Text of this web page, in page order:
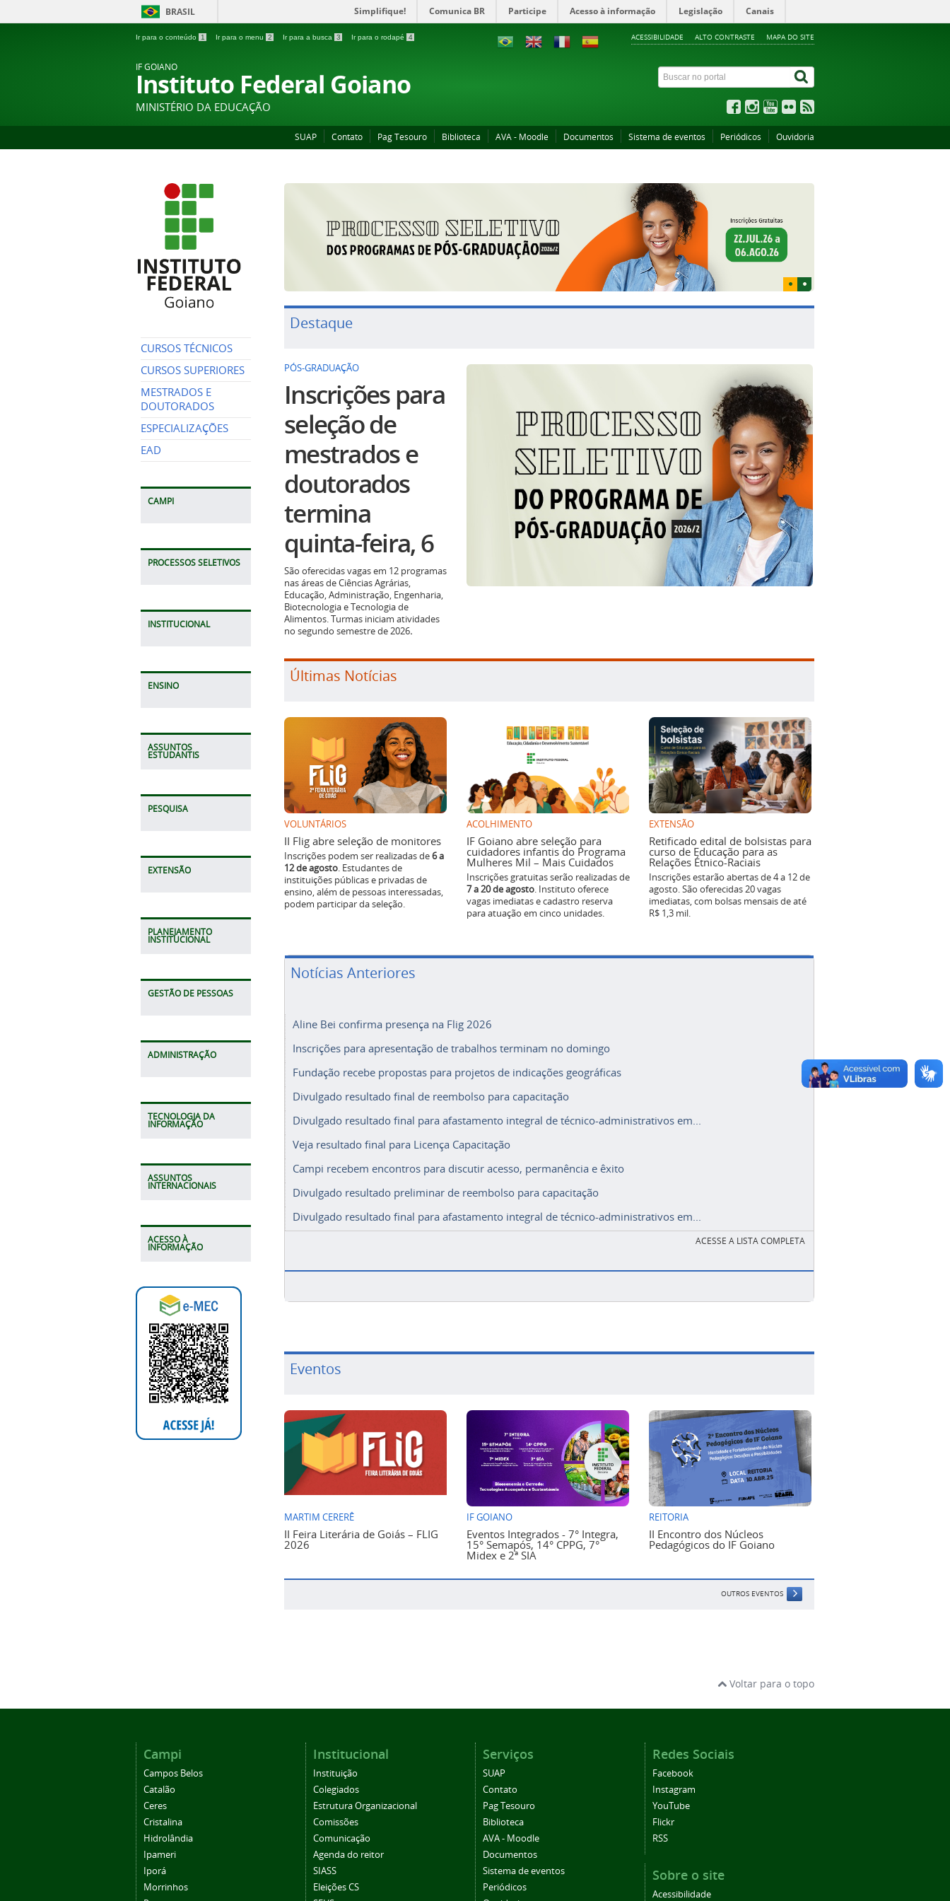
BRASIL Simplifique! Comunica BR Participe Acesso à informação Legislação Canais
Ir para o conteúdo 1 Ir para o menu 2 Ir para a busca 3 Ir para o rodapé 4 ACESSIBILIDADE ALTO CONTRASTE MAPA DO SITE
IF GOIANO
Instituto Federal Goiano
MINISTÉRIO DA EDUCAÇÃO
SUAP Contato Pag Tesouro Biblioteca AVA - Moodle Documentos Sistema de eventos Periódicos Ouvidoria
CURSOS TÉCNICOS
CURSOS SUPERIORES
MESTRADOS E
DOUTORADOS
ESPECIALIZAÇÕES
EAD
CAMPI
PROCESSOS SELETIVOS
INSTITUCIONAL
ENSINO
ASSUNTOS
ESTUDANTIS
PESQUISA
EXTENSÃO
PLANEJAMENTO
INSTITUCIONAL
GESTÃO DE PESSOAS
ADMINISTRAÇÃO
TECNOLOGIA DA
INFORMAÇÃO
ASSUNTOS
INTERNACIONAIS
ACESSO À
INFORMAÇÃO
Destaque
PÓS-GRADUAÇÃO
Inscrições para
seleção de
mestrados e
doutorados
termina
quinta-feira, 6
São oferecidas vagas em 12 programas
nas áreas de Ciências Agrárias,
Educação, Administração, Engenharia,
Biotecnologia e Tecnologia de
Alimentos. Turmas iniciam atividades
no segundo semestre de 2026.
Últimas Notícias
VOLUNTÁRIOS
II Flig abre seleção de monitores
Inscrições podem ser realizadas de6 a
12 de agosto . Estudantes de
instituições públicas e privadas de
ensino, além de pessoas interessadas,
podem participar da seleção.
ACOLHIMENTO
IF Goiano abre seleção para
cuidadores infantis do Programa
Mulheres Mil – Mais Cuidados
Inscrições gratuitas serão realizadas de
7 a 20 de agosto . Instituto oferece
vagas imediatas e cadastro reserva
para atuação em cinco unidades.
EXTENSÃO
Retificado edital de bolsistas para
curso de Educação para as
Relações Étnico-Raciais
Inscrições estarão abertas de 4 a 12 de
agosto. São oferecidas 20 vagas
imediatas, com bolsas mensais de até
R$ 1,3 mil.
Notícias Anteriores
Aline Bei confirma presença na Flig 2026
Inscrições para apresentação de trabalhos terminam no domingo
Fundação recebe propostas para projetos de indicações geográficas
Divulgado resultado final de reembolso para capacitação
Divulgado resultado final para afastamento integral de técnico-administrativos em...
Veja resultado final para Licença Capacitação
Campi recebem encontros para discutir acesso, permanência e êxito
Divulgado resultado preliminar de reembolso para capacitação
Divulgado resultado final para afastamento integral de técnico-administrativos em...
ACESSE A LISTA COMPLETA
Eventos
MARTIM CERERÊ
II Feira Literária de Goiás – FLIG
2026
IF GOIANO
Eventos Integrados - 7° Integra,
15° Semapós, 14° CPPG, 7°
Midex e 2ª SIA
REITORIA
II Encontro dos Núcleos
Pedagógicos do IF Goiano
OUTROS EVENTOS
Voltar para o topo
Campi
Campos Belos
Catalão
Ceres
Cristalina
Hidrolândia
Ipameri
Iporá
Morrinhos
Institucional
Instituição
Colegiados
Estrutura Organizacional
Comissões
Comunicação
Agenda do reitor
SIASS
Eleições CS
Serviços
SUAP
Contato
Pag Tesouro
Biblioteca
AVA - Moodle
Documentos
Sistema de eventos
Periódicos
Redes Sociais
Facebook
Instagram
YouTube
Flickr
RSS
Sobre o site
Acessibilidade